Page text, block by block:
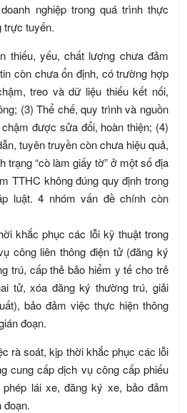
nghiệp trong quá trình thực
trực tuyến.
thiếu, yếu, chất lượng chưa đảm
còn chưa ổn định, có trường hợp
treo và dữ liệu thiếu kết nối,
(3) Thể chế, quy trình và nguồn
được sửa đổi, hoàn thiện; (4)
tuyên truyền còn chưa hiệu quả,
trạng “cò làm giấy tờ” ở một số địa
TTHC không đúng quy định trong
luật. 4 nhóm vấn đề chính còn
khắc phục các lỗi kỹ thuật trong
công liên thông điện tử (đăng ký
trú, cấp thẻ bảo hiểm y tế cho trẻ
tử, xóa đăng ký thường trú, giải
bảo đảm việc thực hiện thông
đoạn.
rà soát, kịp thời khắc phục các lỗi
cung cấp dịch vụ công cấp phiếu
lái xe, đăng ký xe, bảo đảm
đoạn.